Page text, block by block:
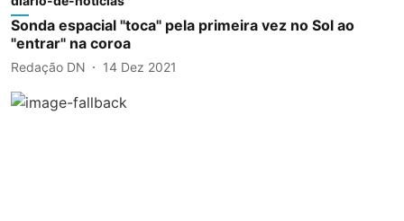
Sonda espacial "toca" pela primeira vez no Sol ao
"entrar" na coroa
Redação DN 14 Dez 2021